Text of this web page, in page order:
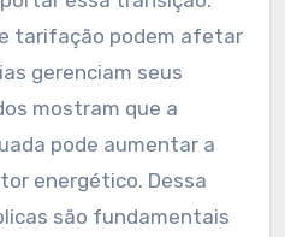
tarifação podem afetar
gerenciam seus
mostram que a
pode aumentar a
energético. Dessa
são fundamentais